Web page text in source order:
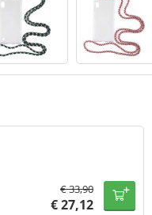
€33,90
€27,12